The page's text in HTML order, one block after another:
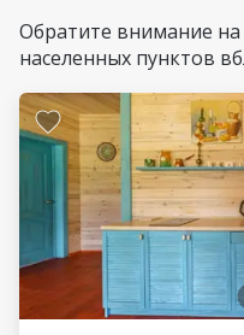
Обратите внимание
населенных пунктов